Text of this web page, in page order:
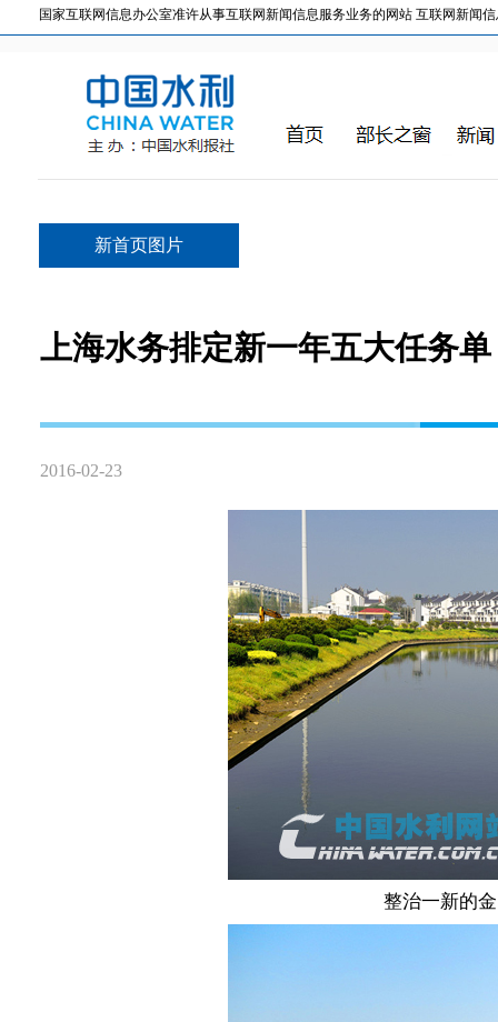
国家互联网信息办公室准许从事互联网新闻信息服务业务的网站 互联网新闻信
新首页图片
上海水务排定新一年五大任务单
2016-02-23
整治一新的